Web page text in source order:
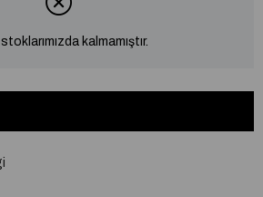
kalmamıştır.